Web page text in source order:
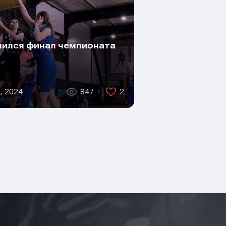
финал чемпионата
2024 847 2